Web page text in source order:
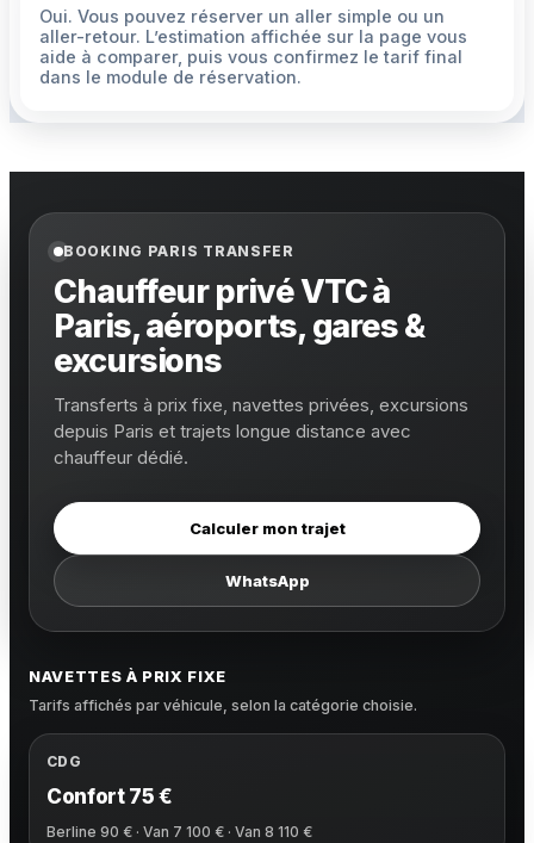
Oui. Vous pouvez réserver un aller simple ou un
aller-retour. L’estimation affichée sur la page vous
aide à comparer, puis vous confirmez le tarif final
dans le module de réservation.
BOOKING PARIS TRANSFER
Chauffeur privé VTC à
Paris, aéroports, gares &
excursions
Transferts à prix fixe, navettes privées, excursions
depuis Paris et trajets longue distance avec
chauffeur dédié.
Calculer mon trajet
WhatsApp
NAVETTES À PRIX FIXE
Tarifs affichés par véhicule, selon la catégorie choisie.
CDG
Confort 75 €
Berline 90 € · Van 7 100 € · Van 8 110 €